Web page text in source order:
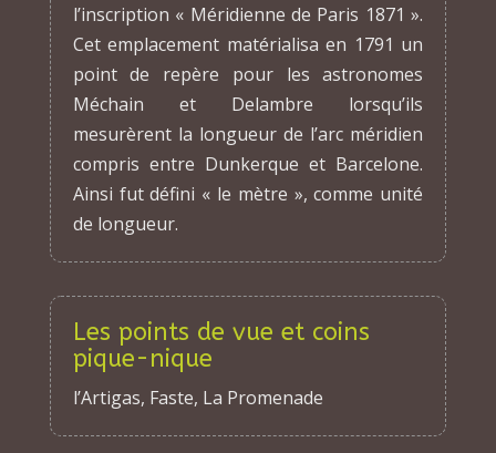
l’inscription « Méridienne de Paris 1871 ».
Cet emplacement matérialisa en 1791 un
point de repère pour les astronomes
Méchain et Delambre lorsqu’ils
mesurèrent la longueur de l’arc méridien
compris entre Dunkerque et Barcelone.
Ainsi fut défini « le mètre », comme unité
de longueur.
Les points de vue et coins
pique-nique
l’Artigas, Faste, La Promenade